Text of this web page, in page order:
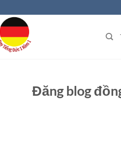
Đăng blog